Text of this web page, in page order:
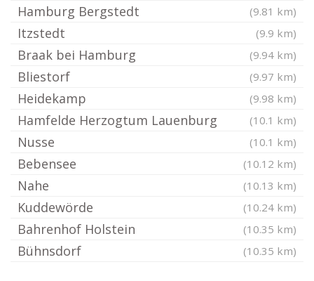
Hamburg Bergstedt (9.81 km)
Itzstedt (9.9 km)
Braak bei Hamburg (9.94 km)
Bliestorf (9.97 km)
Heidekamp (9.98 km)
Hamfelde Herzogtum Lauenburg (10.1 km)
Nusse (10.1 km)
Bebensee (10.12 km)
Nahe (10.13 km)
Kuddewörde (10.24 km)
Bahrenhof Holstein (10.35 km)
Bühnsdorf (10.35 km)